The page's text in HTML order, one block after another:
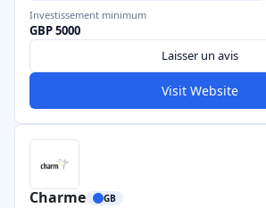
Investissement minimum
GBP 5000
Laisser un avis
Visit Website
Charme GB